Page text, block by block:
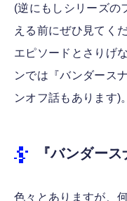
(逆にもしシリーズの
える前にぜひ見てく
エピソードとさりげ
ンでは『バンダース
ンオフ話もあります)。
『バンダー
色々とありますが、